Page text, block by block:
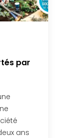
par
ans